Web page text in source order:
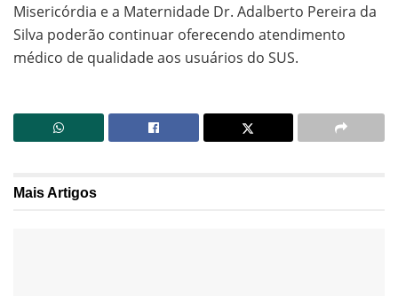
Misericórdia e a Maternidade Dr. Adalberto Pereira da
Silva poderão continuar oferecendo atendimento
médico de qualidade aos usuários do SUS.
MaisArtigos